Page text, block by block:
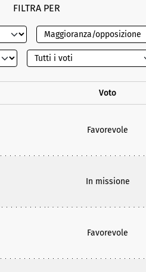
FILTRA PER
Voto
Favorevole
In missione
Favorevole